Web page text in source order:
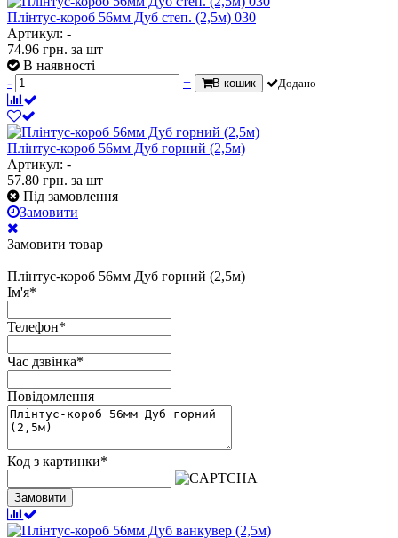
Плінтус-короб 56мм Дуб степ. (2,5м) 030
Артикул: -
74.96 грн. за шт
В наявності
-
+ В кошик Додано
Плінтус-короб 56мм Дуб горний (2,5м)
Артикул: -
57.80 грн. за шт
Під замовлення
Замовити
Замовити товар
Плінтус-короб 56мм Дуб горний (2,5м)
Ім'я*
Телефон*
Час дзвінка*
Повідомлення
Код з картинки*
Замовити